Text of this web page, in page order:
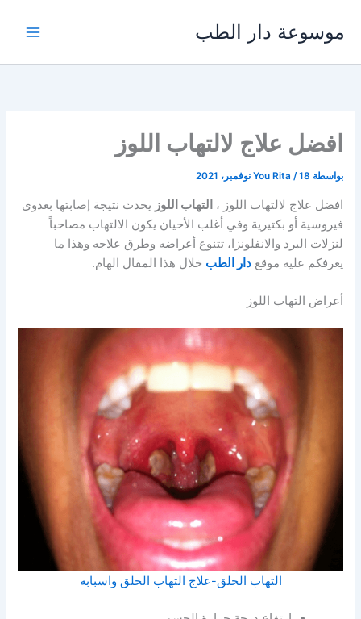
المحتوى
موسوعة دار الطب
افضل علاج لالتهاب اللوز
بواسطة You Rita /18 نوفمبر، 2021
افضل علاج لالتهاب اللوز ، التهاب اللوز يحدث نتيجة إصابتها بعدوى
فيروسية أو بكتيرية وفي أغلب الأحيان يكون الالتهاب مصاحباً
لنزلات البرد والانفلونزا، تتنوع أعراضه وطرق علاجه وهذا ما
يعرفكم عليه موقعدار الطب خلال هذا المقال الهام.
أعراض التهاب اللوز
التهاب الحلق-علاج التهاب الحلق واسبابه